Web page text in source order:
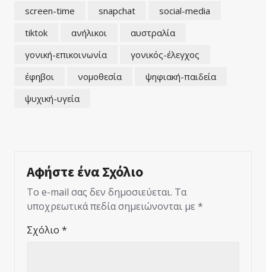
screen-time
snapchat
social-media
tiktok
ανήλικοι
αυστραλία
γονική-επικοινωνία
γονικός-έλεγχος
έφηβοι
νομοθεσία
ψηφιακή-παιδεία
ψυχική-υγεία
Αφήστε ένα Σχόλιο
Το e-mail σας δεν δημοσιεύεται. Τα
υποχρεωτικά πεδία σημειώνονται με *
Σχόλιο *